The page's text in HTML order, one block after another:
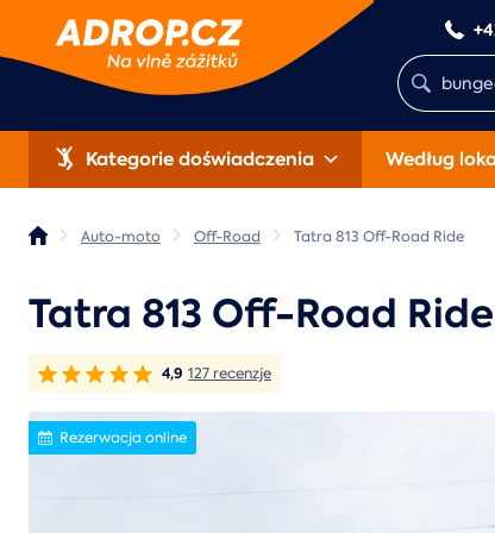
Kategorie doświadczenia Według
Auto-moto Off-Road Tatra 813 Off-Road Ride
Tatra 813 Off-Road Ride
4,9 127 recenzje
Rezerwacja online